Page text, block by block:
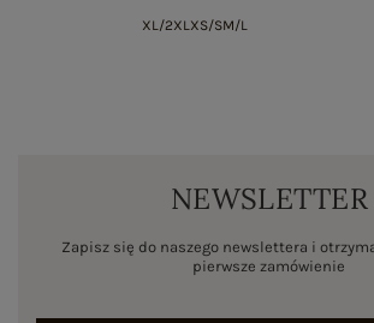
XL/2XLXS/SM/L
NEWSLETTER
Zapisz się do naszego newslettera i
pierwsze zamówienie